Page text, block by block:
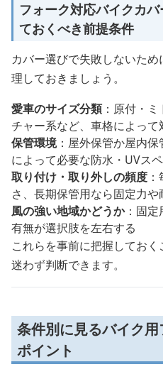
フォーク対応バイクカ
ておくべき前提条件
カバー選びで失敗しないた
理しておきましょう。
愛車のサイズ分類：原付・ミ
チャー系など、車格によって
保管環境：屋外保管か屋内
によって必要な防水・UVス
取り付け・取り外しの頻度
さ、長期保管用なら固定力
風の強い地域かどうか：固定
有無が選択肢を左右する
これらを事前に把握してお
迷わず判断できます。
条件別に見るバイク
ポイント